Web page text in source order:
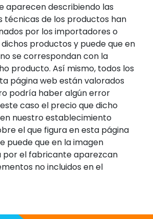
aparecen describiendo las
de los productos han
por los importadores o
productos y puede que en
se correspondan con la
producto. Así mismo, todos los
página web están valorados
podría haber algún error
caso el precio que dicho
nuestro establecimiento
el que figura en esta página
puede que en la imagen
por el fabricante aparezcan
no incluidos en el